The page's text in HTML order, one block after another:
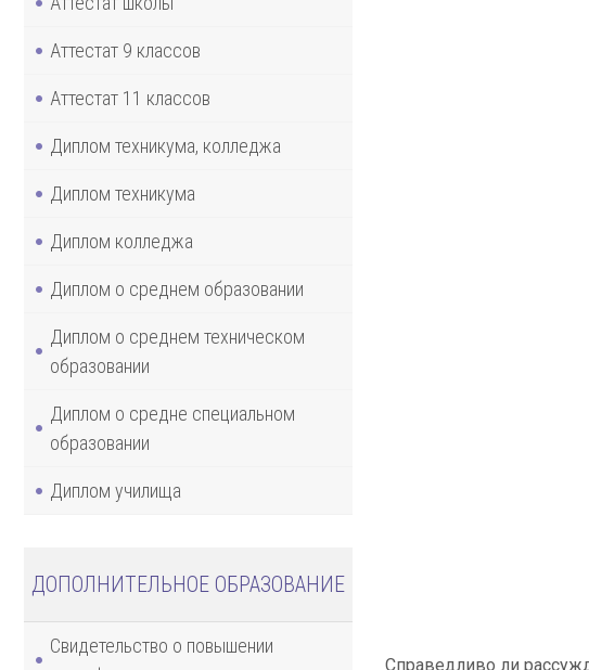
Аттестат 9 классов
Аттестат 11 классов
Диплом техникума, колледжа
Диплом техникума
Диплом колледжа
Диплом о среднем образовании
Диплом о среднем техническом
образовании
Диплом о средне специальном
образовании
Диплом училища
ДОПОЛНИТЕЛЬНОЕ ОБРАЗОВАНИЕ
Свидетельство о повышении
Справедливо ли